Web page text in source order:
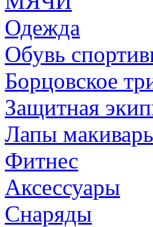
Одежда
Обувь
Борцовское
Защитная
Лапы
Фитнес
Аксессуары
Снаряды